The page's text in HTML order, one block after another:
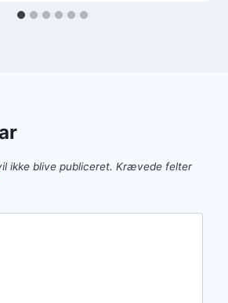
ikke blive publiceret. Krævede felter